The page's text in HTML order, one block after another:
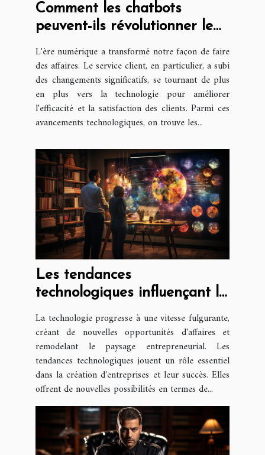
Comment les chatbots
peuvent-ils révolutionner le
L'ère numérique a transformé notre façon de faire
des affaires. Le service client, en particulier, a subi
des changements significatifs, se tournant de plus
en plus vers la technologie pour améliorer
l'efficacité et la satisfaction des clients. Parmi ces
avancements technologiques, on trouve les...
Les tendances
technologiques influençant la
création d'entreprise
La technologie progresse à une vitesse fulgurante,
créant de nouvelles opportunités d'affaires et
remodelant le paysage entrepreneurial. Les
tendances technologiques jouent un rôle essentiel
dans la création d'entreprises et leur succès. Elles
offrent de nouvelles possibilités en termes de...